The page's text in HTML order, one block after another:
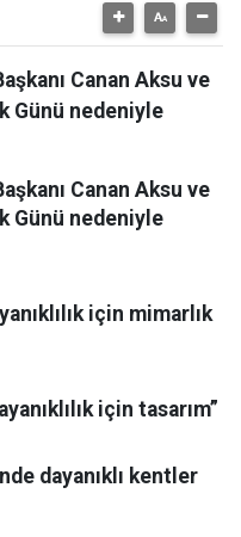
Canan Aksu ve
Günü nedeniyle
Canan Aksu ve
Günü nedeniyle
için mimarlık
için tasarım”
dayanıklı kentler